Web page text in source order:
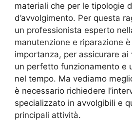
materiali che per le tipologie
d’avvolgimento. Per questa
un professionista esperto
manutenzione e riparazione
importanza, per assicurare ai
un perfetto funzionamento e
nel tempo. Ma vediamo
è necessario richiedere
specializzato in avvolgibili e
principali attività.